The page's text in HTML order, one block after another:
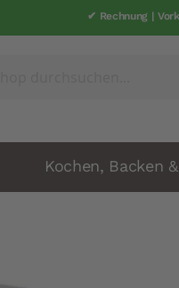
✔ Rechnung |
✔ schneller
Kochen, Backen